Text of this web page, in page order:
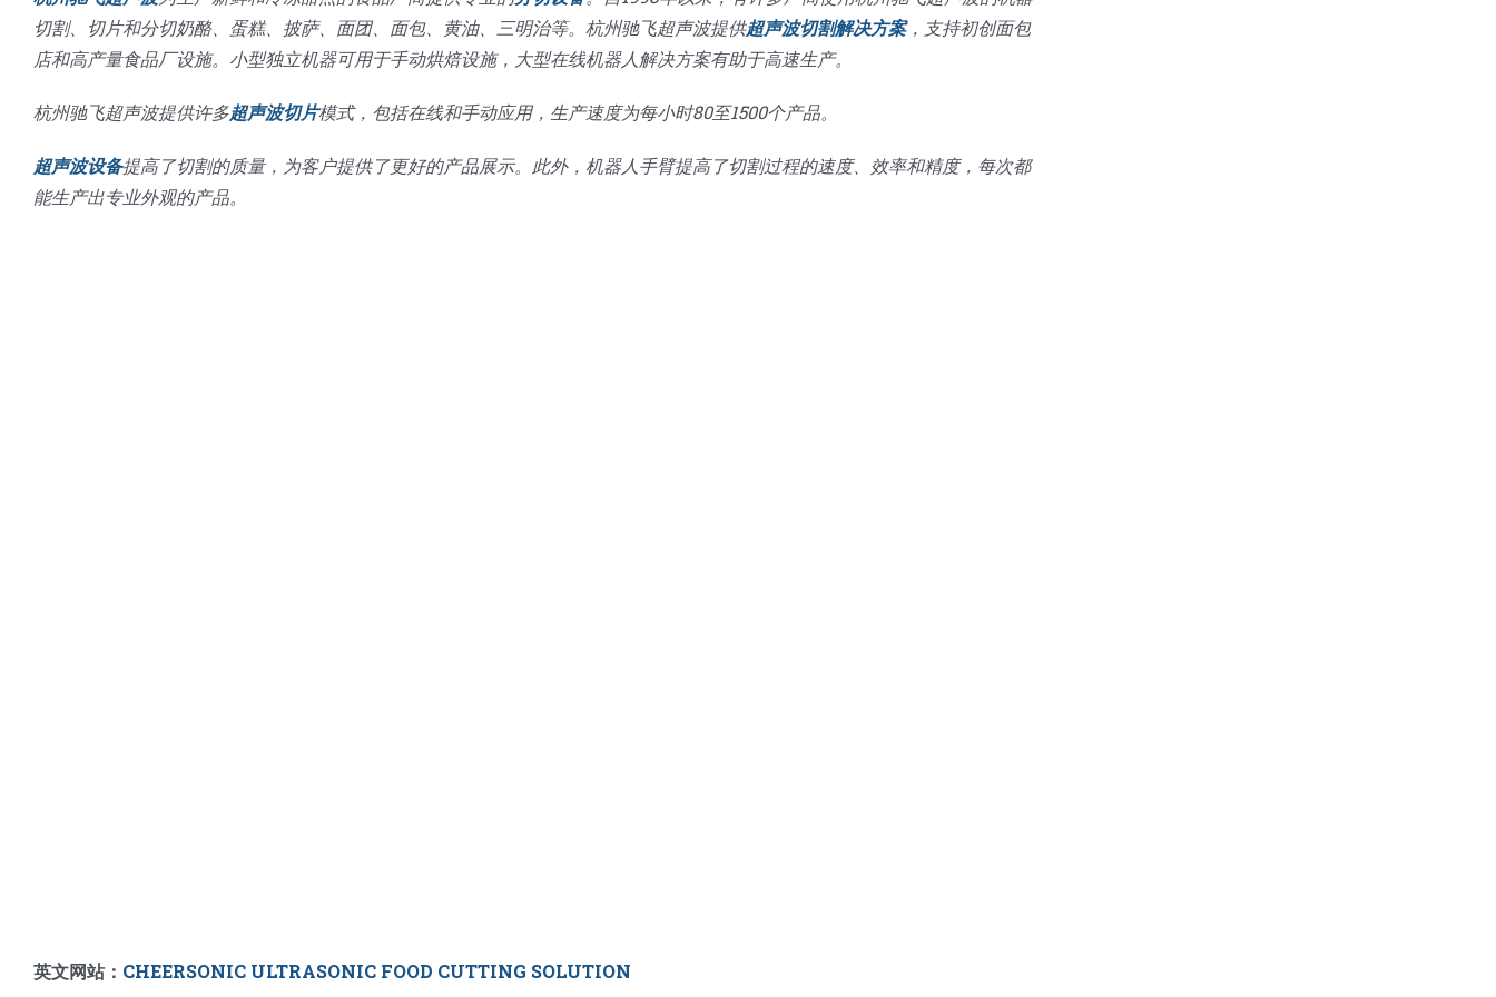
切割、切片和分切奶酪、蛋糕、披萨、面团、面包、黄油、三明治等。杭州驰飞超声波提供超声波切割解决方案，支持初创面包
店和高产量食品厂设施。小型独立机器可用于手动烘焙设施，大型在线机器人解决方案有助于高速生产。
杭州驰飞超声波提供许多超声波切片模式，包括在线和手动应用，生产速度为每小时80至1500个产品。
超声波设备提高了切割的质量，为客户提供了更好的产品展示。此外，机器人手臂提高了切割过程的速度、效率和精度，每次都
能生产出专业外观的产品。
英文网站： CHEERSONIC ULTRASONIC FOOD CUTTING SOLUTION